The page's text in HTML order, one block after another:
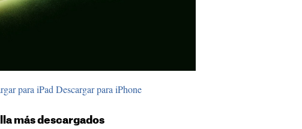
para iPad Descargar para iPhone
más descargados